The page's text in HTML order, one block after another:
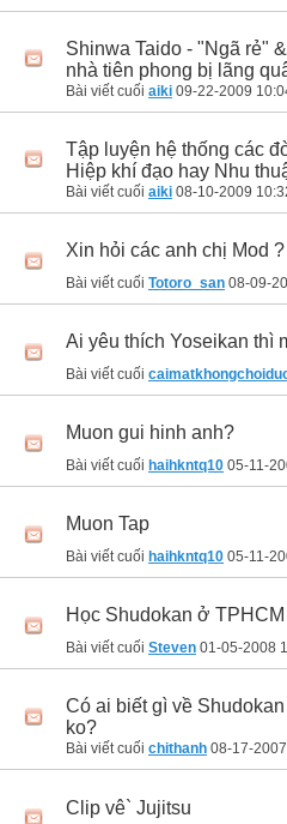
Shinwa Taido - "Ngã rẻ"
nhà tiên phong bị lãng
Bài viết cuối aiki 09-22-2009
Tập luyện hệ thống các
Hiệp khí đạo hay Nhu
Bài viết cuối aiki 08-10-2009
Xin hỏi các anh chị Mod ?
Bài viết cuối Totoro_san 08-09-
Ai yêu thích Yoseikan thì
Bài viết cuối
Muon gui hinh anh?
Bài viết cuối haihkntq10 05-11-
Muon Tap
Bài viết cuối haihkntq10 05-11-
Học Shudokan ở
Bài viết cuối Steven 01-05-2008
Có ai biết gì về
ko?
Bài viết cuối chithanh 08-17-2007
Clip vê` Jujitsu